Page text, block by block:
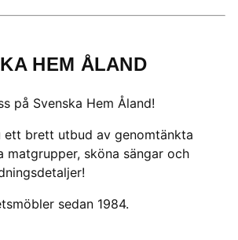
HEM ÅLAND
på Svenska Hem Åland!
ett brett utbud av genomtänkta
matgrupper, sköna sängar och
sedan 1984.